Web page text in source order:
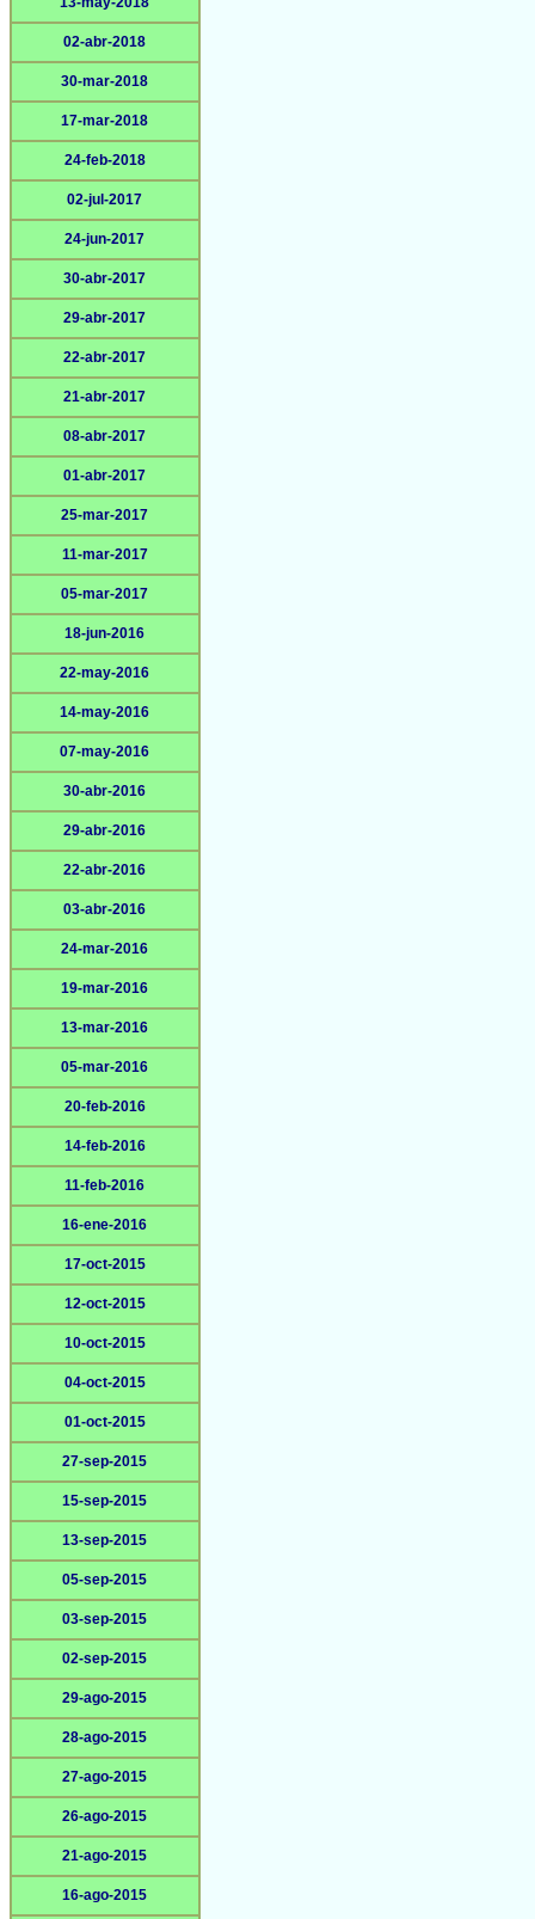
02-abr-2018
30-mar-2018
17-mar-2018
24-feb-2018
02-jul-2017
24-jun-2017
30-abr-2017
29-abr-2017
22-abr-2017
21-abr-2017
08-abr-2017
01-abr-2017
25-mar-2017
11-mar-2017
05-mar-2017
18-jun-2016
22-may-2016
14-may-2016
07-may-2016
30-abr-2016
29-abr-2016
22-abr-2016
03-abr-2016
24-mar-2016
19-mar-2016
13-mar-2016
05-mar-2016
20-feb-2016
14-feb-2016
11-feb-2016
16-ene-2016
17-oct-2015
12-oct-2015
10-oct-2015
04-oct-2015
01-oct-2015
27-sep-2015
15-sep-2015
13-sep-2015
05-sep-2015
03-sep-2015
02-sep-2015
29-ago-2015
28-ago-2015
27-ago-2015
26-ago-2015
21-ago-2015
16-ago-2015